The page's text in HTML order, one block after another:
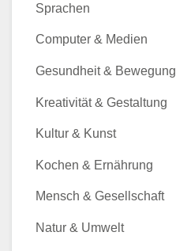
Sprachen
Computer & Medien
Gesundheit & Bewegung
Kreativität & Gestaltung
Kultur & Kunst
Kochen & Ernährung
Mensch & Gesellschaft
Natur & Umwelt